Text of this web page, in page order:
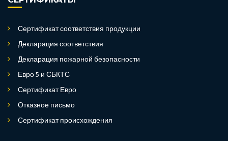
Сертификат соответствия продукции
Декларация соответствия
Декларация пожарной безопасности
Евро 5 и СБКТС
Сертификат Евро
Отказное письмо
Сертификат происхождения